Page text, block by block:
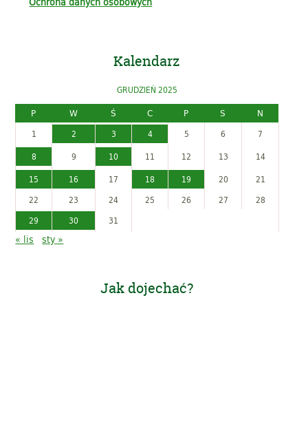
Kalendarz
GRUDZIEŃ 2025
P
W Ś C P S
N
1
2 3 4 5 6
7
8
9 10 11 12 13
14
15
16 17 18 19 20
21
22
23 24 25 26 27
28
29
30 31
« lis sty »
Jak dojechać?